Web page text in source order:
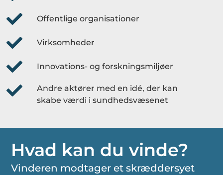
Offentlige organisationer
Virksomheder
Innovations- og forskningsmiljøer
Andre aktører med en idé, der kan
skabe værdi i sundhedsvæsenet
Hvad kan du vinde?
Vinderen modtager et skræddersyet